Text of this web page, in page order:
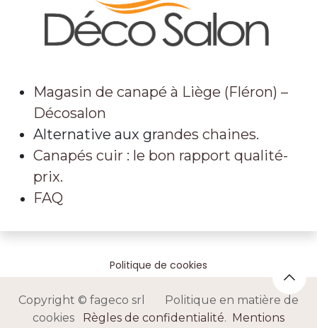
Magasin de canapé à Liège (Fléron) –
Décosalon
Alternative aux grandes chaines.
Canapés cuir : le bon rapport qualité-
prix.
FAQ
Politique de cookies
Copyright © fageco srl Politique en matière de
cookies Règles de confidentialité. Mentions